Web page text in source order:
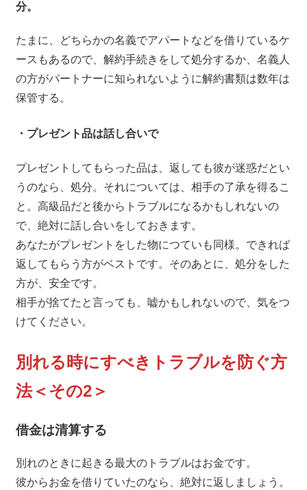
分。
たまに、どちらかの名義でアパートなどを借りているケ
ースもあるので、解約手続きをして処分するか、名義人
の方がパートナーに知られないように解約書類は数年は
保管する。
・プレゼント品は話し合いで
プレゼントしてもらった品は、返しても彼が迷惑だとい
うのなら、処分。それについては、相手の了承を得るこ
と。高級品だと後からトラブルになるかもしれないの
で、絶対に話し合いをしておきます。
あなたがプレゼントをした物につていも同様。できれば
返してもらう方がベストです。そのあとに、処分をした
方が、安全です。
相手が捨てたと言っても、嘘かもしれないので、気をつ
けてください。
別れる時にすべきトラブルを防ぐ方
法＜その2＞
借金は清算する
別れのときに起きる最大のトラブルはお金です。
彼からお金を借りていたのなら、絶対に返しましょう。